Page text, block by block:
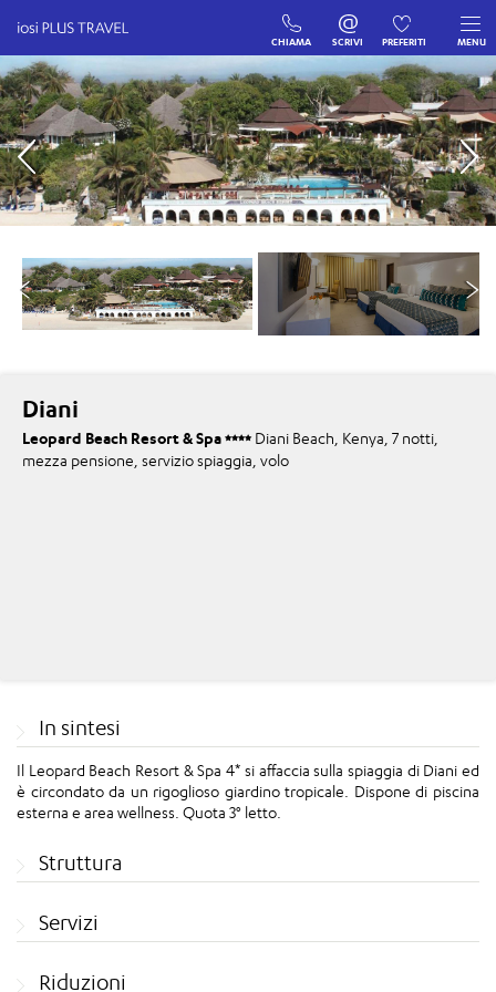
CHIAMA SCRIVI PREFERITI MENU
Diani
Leopard Beach Resort & Spa
Diani Beach, Kenya, 7 notti,
mezza pensione, servizio spiaggia, volo
In sintesi
Il Leopard Beach Resort & Spa 4* si affaccia sulla spiaggia di Diani ed
è circondato da un rigoglioso giardino tropicale. Dispone di piscina
esterna e area wellness. Quota 3° letto.
Struttura
Servizi
Riduzioni